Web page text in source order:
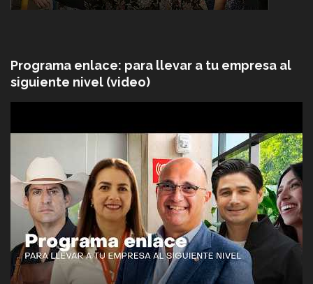
Programa enlace: para llevar a tu empresa al
siguiente nivel (video)